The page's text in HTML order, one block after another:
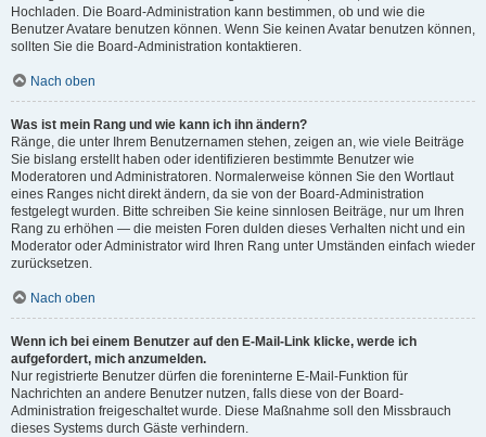
Hochladen. Die Board-Administration kann bestimmen, ob und wie die
Benutzer Avatare benutzen können. Wenn Sie keinen Avatar benutzen können,
sollten Sie die Board-Administration kontaktieren.
Nach oben
Was ist mein Rang und wie kann ich ihn ändern?
Ränge, die unter Ihrem Benutzernamen stehen, zeigen an, wie viele Beiträge
Sie bislang erstellt haben oder identifizieren bestimmte Benutzer wie
Moderatoren und Administratoren. Normalerweise können Sie den Wortlaut
eines Ranges nicht direkt ändern, da sie von der Board-Administration
festgelegt wurden. Bitte schreiben Sie keine sinnlosen Beiträge, nur um Ihren
Rang zu erhöhen — die meisten Foren dulden dieses Verhalten nicht und ein
Moderator oder Administrator wird Ihren Rang unter Umständen einfach wieder
zurücksetzen.
Nach oben
Wenn ich bei einem Benutzer auf den E-Mail-Link klicke, werde ich
aufgefordert, mich anzumelden.
Nur registrierte Benutzer dürfen die foreninterne E-Mail-Funktion für
Nachrichten an andere Benutzer nutzen, falls diese von der Board-
Administration freigeschaltet wurde. Diese Maßnahme soll den Missbrauch
dieses Systems durch Gäste verhindern.